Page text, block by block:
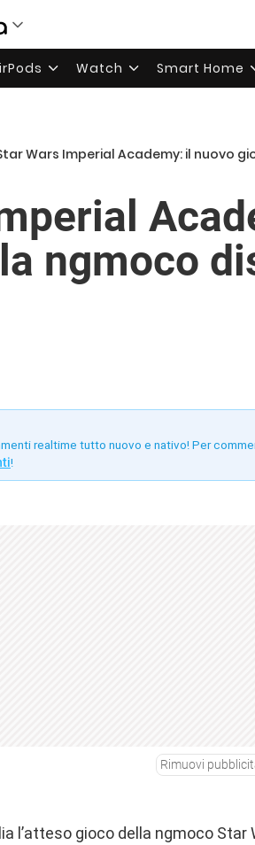
Watch Smart Home
Wars Imperial Academy: il nuovo
ngmoco
realtime tutto nuovo e nativo! Per
!
Rimuovi
l’atteso gioco della ngmoco